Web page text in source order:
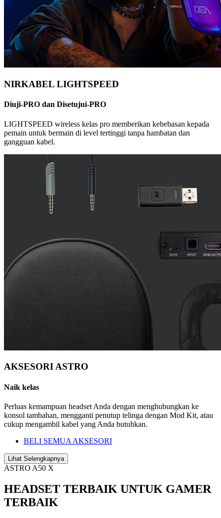
NIRKABEL LIGHTSPEED
Diuji-PRO dan Disetujui-PRO
LIGHTSPEED wireless kelas pro memberikan kebebasan kepada
pemain untuk bermain di level tertinggi tanpa hambatan dan
gangguan kabel.
AKSESORI ASTRO
Naik kelas
Perluas kemampuan headset Anda dengan menghubungkan ke
konsol tambahan, mengganti penutup telinga dengan Mod Kit, atau
cukup mengambil kabel yang Anda butuhkan.
BELI SEMUA AKSESORI
Lihat Selengkapnya
ASTRO A50 X
HEADSET TERBAIK UNTUK GAMER
TERBAIK